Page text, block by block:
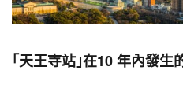
「天王寺站」在10 年內發